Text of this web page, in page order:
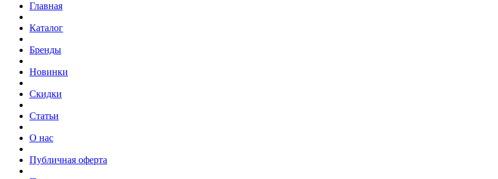
Главная
Каталог
Бренды
Новинки
Скидки
Статьи
О нас
Публичная оферта